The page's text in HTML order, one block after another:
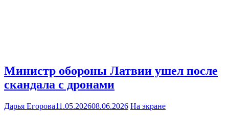
Министр обороны Латвии ушел после
скандала с дронами
Дарья Егорова11.05.202608.06.2026 На экране